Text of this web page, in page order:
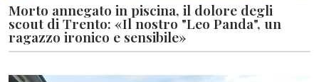
Morto annegato in piscina, il dolore degli
scout di Trento: «Il nostro "Leo Panda", un
ragazzo ironico e sensibile»